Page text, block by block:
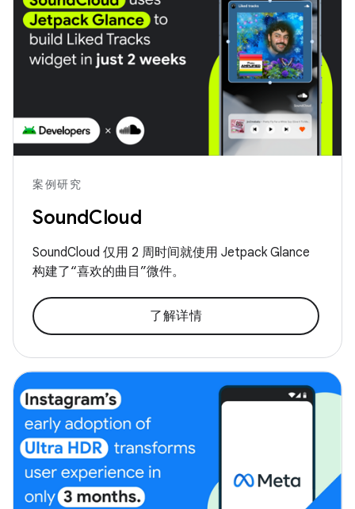
案例研究
SoundCloud
SoundCloud 仅用 2 周时间就使用 Jetpack Glance
构建了“喜欢的曲目”微件。
了解详情